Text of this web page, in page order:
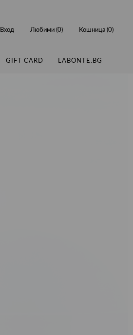
GIFT CARD LABONTE.BG
Вход Любими (0) Кошница (0)